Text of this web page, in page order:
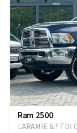
Ram 2500
LARAMIE 6.7 TDI